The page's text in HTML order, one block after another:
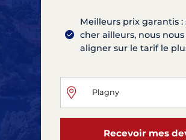
Meilleurs prix garantis
cher ailleurs, nous
aligner sur le tarif le
Recevoir mes